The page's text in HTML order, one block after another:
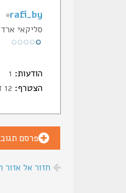
rafi_by
סליקאי ארד
הודעות:
הצטרף:
פרסם
חזור אל